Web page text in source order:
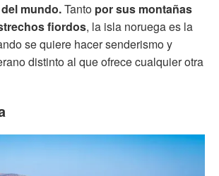
mundo.Tanto por sus montañas
fiordos, la isla noruega es la
se quiere hacer senderismo y
distinto al que ofrece cualquier otra